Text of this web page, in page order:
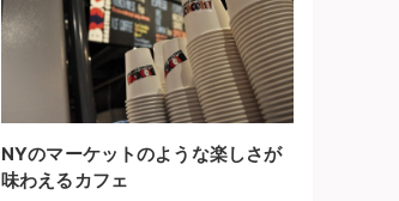
NYのマーケットのような楽しさが
味わえるカフェ